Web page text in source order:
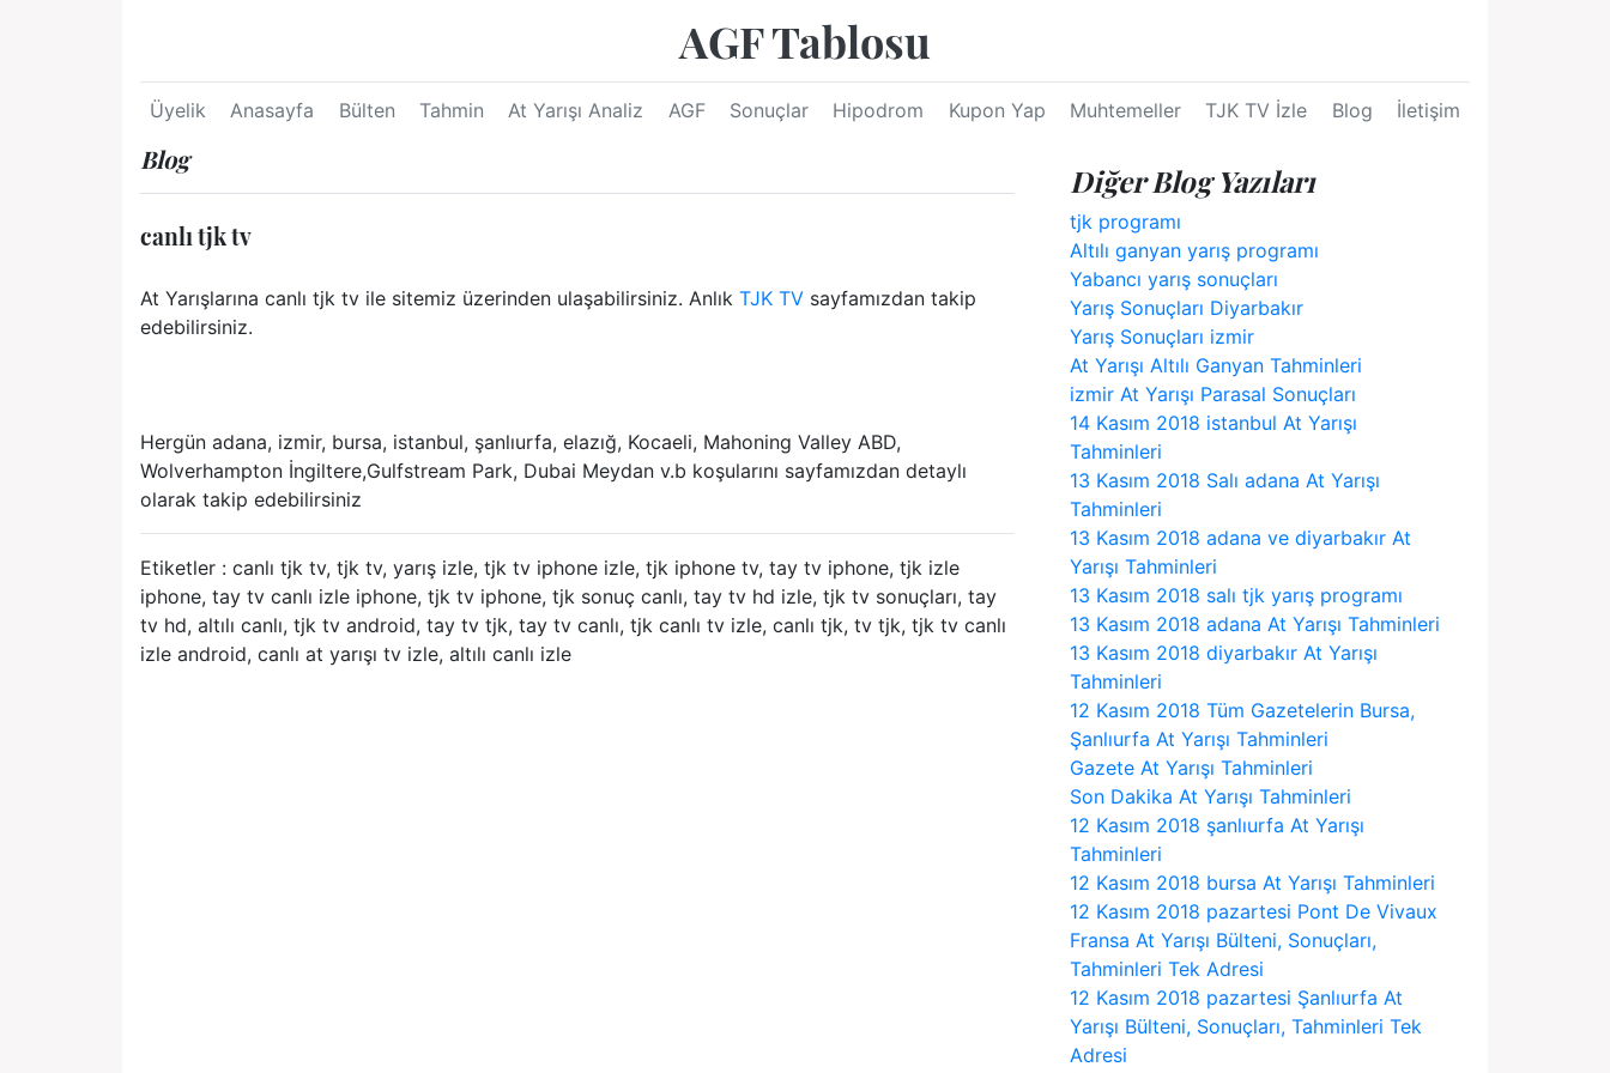
AGF Tablosu
Üyelik Anasayfa Bülten Tahmin At Yarışı Analiz AGF Sonuçlar Hipodrom Kupon Yap Muhtemeller TJK TV İzle Blog İletişim
Blog
canlı tjk tv
At Yarışlarına canlı tjk tv ile sitemiz üzerinden ulaşabilirsiniz. Anlık TJK TV sayfamızdan takip
edebilirsiniz.
Hergün adana, izmir, bursa, istanbul, şanlıurfa, elazığ, Kocaeli, Mahoning Valley ABD,
Wolverhampton İngiltere,Gulfstream Park, Dubai Meydan v.b koşularını sayfamızdan detaylı
olarak takip edebilirsiniz
Etiketler : canlı tjk tv, tjk tv, yarış izle, tjk tv iphone izle, tjk iphone tv, tay tv iphone, tjk izle
iphone, tay tv canlı izle iphone, tjk tv iphone, tjk sonuç canlı, tay tv hd izle, tjk tv sonuçları, tay
tv hd, altılı canlı, tjk tv android, tay tv tjk, tay tv canlı, tjk canlı tv izle, canlı tjk, tv tjk, tjk tv canlı
izle android, canlı at yarışı tv izle, altılı canlı izle
Diğer Blog Yazıları
tjk programı
Altılı ganyan yarış programı
Yabancı yarış sonuçları
Yarış Sonuçları Diyarbakır
Yarış Sonuçları izmir
At Yarışı Altılı Ganyan Tahminleri
izmir At Yarışı Parasal Sonuçları
14 Kasım 2018 istanbul At Yarışı
Tahminleri
13 Kasım 2018 Salı adana At Yarışı
Tahminleri
13 Kasım 2018 adana ve diyarbakır At
Yarışı Tahminleri
13 Kasım 2018 salı tjk yarış programı
13 Kasım 2018 adana At Yarışı Tahminleri
13 Kasım 2018 diyarbakır At Yarışı
Tahminleri
12 Kasım 2018 Tüm Gazetelerin Bursa,
Şanlıurfa At Yarışı Tahminleri
Gazete At Yarışı Tahminleri
Son Dakika At Yarışı Tahminleri
12 Kasım 2018 şanlıurfa At Yarışı
Tahminleri
12 Kasım 2018 bursa At Yarışı Tahminleri
12 Kasım 2018 pazartesi Pont De Vivaux
Fransa At Yarışı Bülteni, Sonuçları,
Tahminleri Tek Adresi
12 Kasım 2018 pazartesi Şanlıurfa At
Yarışı Bülteni, Sonuçları, Tahminleri Tek
Adresi